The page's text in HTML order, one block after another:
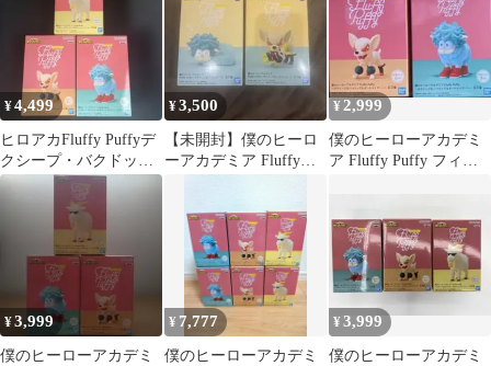
¥4,499
ヒロアカFluffy Puffyデ
クシープ・バクドッ
グ・オールマイゴート
¥3,500
【未開封】僕のヒーロ
ーアカデミア Fluffy
¥ 2,999
僕のヒーローアカデミ
ア Fluffy Puffy フィギ
¥3,999
僕のヒーローアカデミ
¥ 7,777
僕のヒーローアカデミ
¥3,999
僕のヒーローアカデミ